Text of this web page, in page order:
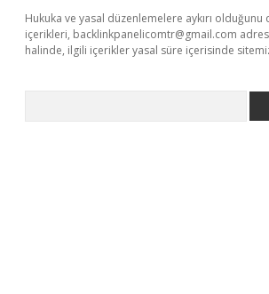
Hukuka ve yasal düzenlemelere aykırı
içerikleri, backlinkpanelicomtr@gmail.com
halinde, ilgili içerikler yasal süre içerisinde